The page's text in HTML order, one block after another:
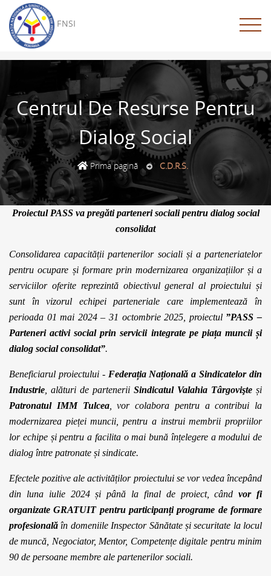
FNSI
******************* BANNER ******************* -->
Centrul De Resurse Pentru
Dialog Social
Prima pagină C.D.R.S.
Proiectul PASS va pregăti parteneri sociali pentru dialog social
consolidat
Consolidarea capacității partenerilor sociali și a parteneriatelor
pentru ocupare și formare prin modernizarea organizațiilor și a
serviciilor oferite reprezintă obiectivul general al proiectului și
sunt în vizorul echipei parteneriale care implementează în
perioada 01 mai 2024 – 31 octombrie 2025, proiectul ”PASS –
Parteneri activi social prin servicii integrate pe piața muncii și
dialog social consolidat”.
Beneficiarul proiectului - Federația Națională a Sindicatelor din
Industrie alături de partenerii Sindicatul Valahia Târgovişte și
Patronatul IMM Tulcea,
vor colabora pentru a contribui la
modernizarea pieței muncii, pentru a instrui membrii propriilor
lor echipe și pentru a facilita o mai bună înțelegere a modului de
dialog între patronate și sindicate.
Efectele pozitive ale activităților proiectului se vor vedea începând
din lunaiulie 2024 și până la final de proiect, cândvor fi
organizate GRATUIT pentru participanți programe de formare
profesională în domeniile Inspector Sănătate și securitate la locul
de muncă, Negociator, Mentor, Competențe digitale pentru minim
90 de persoane membre ale partenerilor sociali.